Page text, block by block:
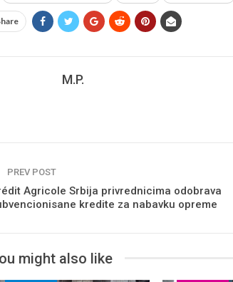
M.P.
PREV POST
Agricole Srbija privrednicima odobrava
kredite za nabavku opreme
might also like